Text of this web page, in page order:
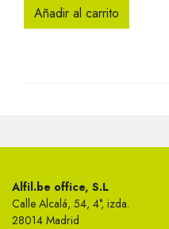
Añadir al carrito
Alfil.be office, S.L
Calle Alcalá, 54, 4°, izda.
28014 Madrid